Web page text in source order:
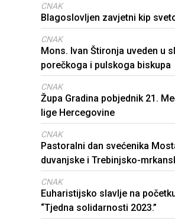
CNAK
Blagoslovljen zavjetni kip
CNAK
Mons. Ivan Štironja uveden u
porečkoga i pulskoga biskupa
CNAK
Župa Gradina pobjednik 21.
lige Hercegovine
CNAK
Pastoralni dan svećenika
duvanjske i Trebinjsko-
CNAK
Euharistijsko slavlje na
“Tjedna solidarnosti 2023.”